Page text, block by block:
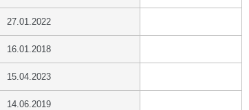
27.01.2022
16.01.2018
15.04.2023
14.06.2019